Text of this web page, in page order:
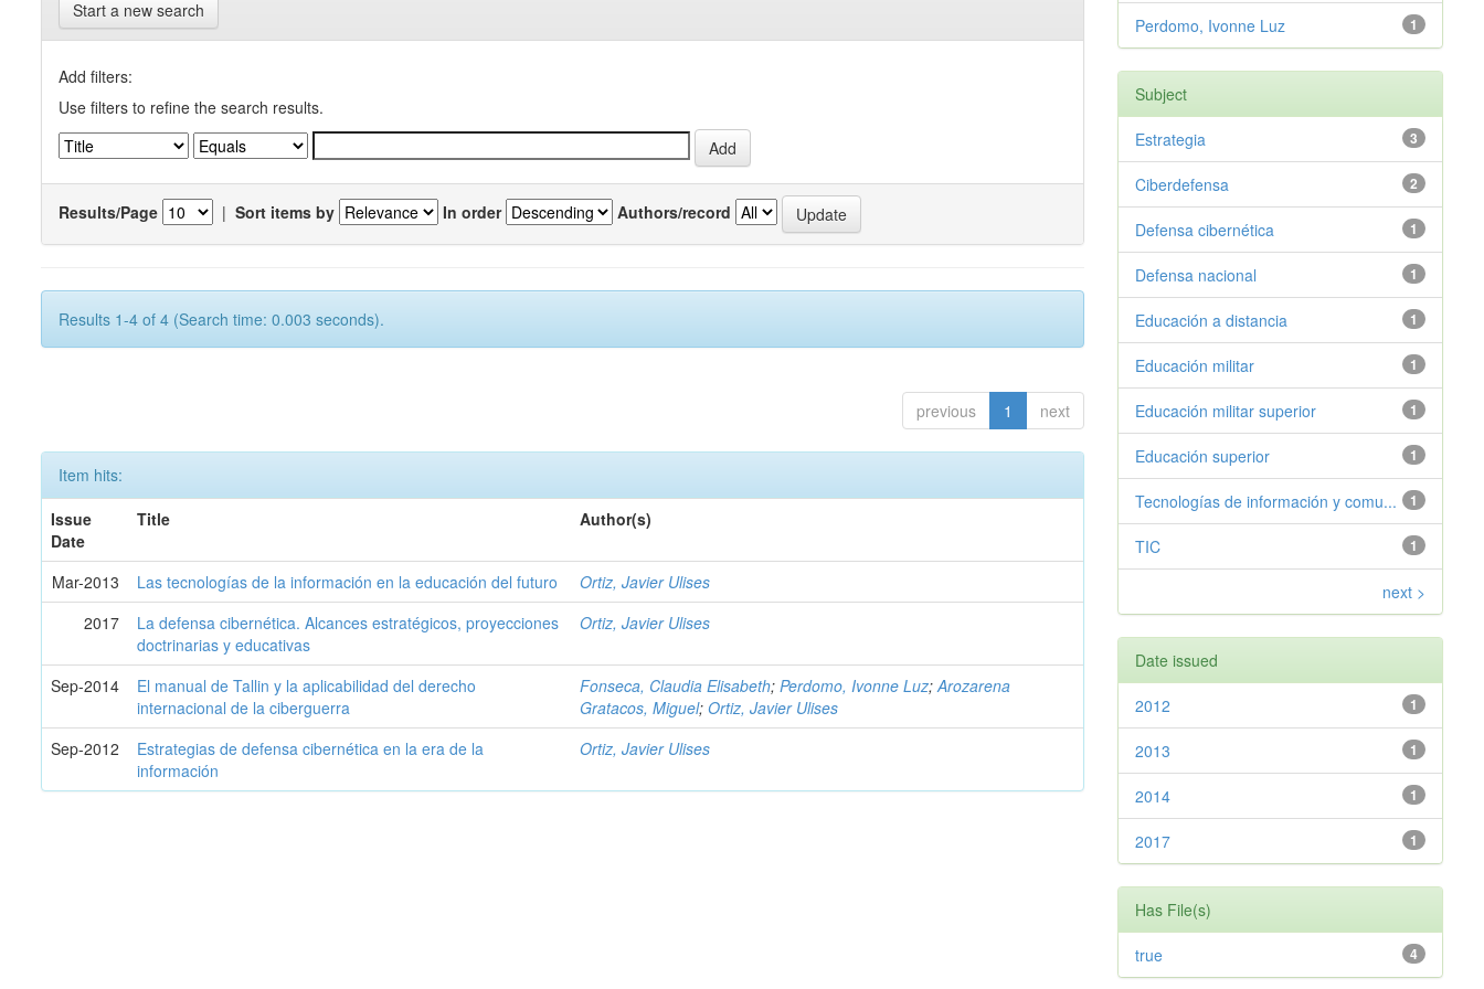
Start a new search
Add filters:
Use filters to refine the search results.
Results/Page | Sort items by In order Authors/record
Results 1-4 of 4 (Search time: 0.003 seconds).
previous 1 next
Item hits:
Issue
Date
Title Author(s)
Mar-2013 Las tecnologías de la información en la educación del futuro
Ortiz, Javier Ulises
2017
La defensa cibernética. Alcances estratégicos, proyecciones
doctrinarias y educativas
Ortiz, Javier Ulises
Sep-2014
El manual de Tallin y la aplicabilidad del derecho
internacional de la ciberguerra
Fonseca, Claudia Elisabeth; Perdomo, Ivonne Luz;Arozarena
Gratacos, Miguel; Ortiz, Javier Ulises
Sep-2012
Estrategias de defensa cibernética en la era de la
información
Ortiz, Javier Ulises
1
Perdomo, Ivonne Luz
Subject
3
Estrategia
2
Ciberdefensa
1
Defensa cibernética
1
Defensa nacional
1
Educación a distancia
1
Educación militar
1
Educación militar superior
1
Educación superior
1
Tecnologías de información y comu...
1
TIC
next >
Date issued
1
2012
1
2013
1
2014
1
2017
Has File(s)
4
true